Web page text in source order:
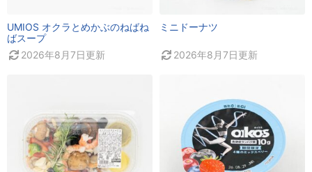
UMIOS オクラとめかぶのねばね
ばスープ
2026年8月7日更新
ミニドーナツ
2026年8月7日更新